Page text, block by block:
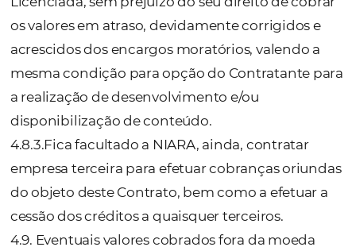
responder.
4.3.3. Na hipótese da NIARA concordar com
Notificação de Divergência, ela deverá
outra nota fiscal, corrigida, cujo prazo de
vencimento se dará em 5 (cinco) dias a
data da sua emissão.
4.3.6. Caso a NIARA discorde da Notificação
Divergência, a nota fiscal original deverá
pela Contratante e as Partes, de boa-fé,